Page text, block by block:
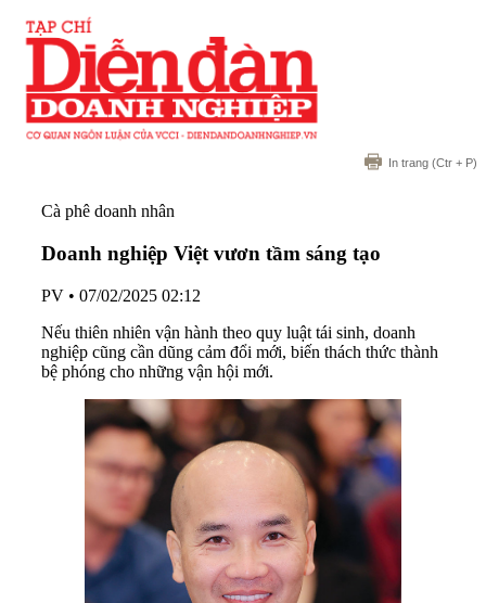
In trang (Ctr + P)
Cà phê doanh nhân
Doanh nghiệp Việt vươn tầm sáng tạo
PV • 07/02/2025 02:12
Nếu thiên nhiên vận hành theo quy luật tái sinh, doanh
nghiệp cũng cần dũng cảm đổi mới, biến thách thức thành
bệ phóng cho những vận hội mới.